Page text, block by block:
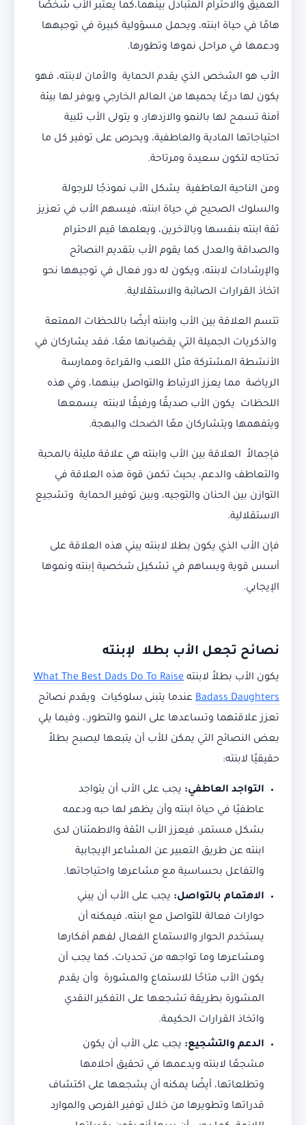
العميق والاحترام المتبادل بينهما،كما يعتبر الأب شخصًا
هامًا في حياة ابنته، ويحمل مسؤولية كبيرة في توجيهها
ودعمها في مراحل نموها وتطورها.
الأب هو الشخص الذي يقدم الحماية والأمان لابنته، فهو
يكون لها درعًا يحميها من العالم الخارجي ويوفر لها بيئة
آمنة تسمح لها بالنمو والازدهار، و يتولى الأب تلبية
احتياجاتها المادية والعاطفية، ويحرص على توفير كل ما
تحتاجه لتكون سعيدة ومرتاحة.
ومن الناحية العاطفية يشكل الأب نموذجًا للرجولة
والسلوك الصحيح في حياة ابنته، فيسهم الأب في تعزيز
ثقة ابنته بنفسها وبالآخرين، ويعلمها قيم الاحترام
والصداقة والعدل كما يقوم الأب بتقديم النصائح
والإرشادات لابنته، ويكون له دور فعال في توجيهها نحو
اتخاذ القرارات الصائبة والاستقلالية.
تتسم العلاقة بين الأب وابنته أيضًا باللحظات الممتعة
والذكريات الجميلة التي يقضيانها معًا، فقد يشاركان في
الأنشطة المشتركة مثل اللعب والقراءة وممارسة
الرياضة مما يعزز الارتباط والتواصل بينهما، وفي هذه
اللحظات يكون الأب صديقًا ورفيقًا لابنته يسمعها
ويتفهمها ويتشاركان معًا الضحك والبهجة.
فإجمالاً العلاقة بين الأب وابنته هي علاقة مليئة بالمحبة
والتعاطف والدعم، بحيث تكمن قوة هذه العلاقة في
التوازن بين الحنان والتوجيه، وبين توفير الحماية وتشجيع
الاستقلالية.
فإن الأب الذي يكون بطلا لابنته يبني هذه العلاقة على
أسس قوية ويساهم في تشكيل شخصية إبنته ونموها
الإيجابي.
نصائح تجعل الأب بطلا لإبنته
يكون الأب بطلاً لابنته What The Best Dads Do To Raise
Badass Daughters عندما يتبنى سلوكيات ويقدم نصائح
تعزز علاقتهما وتساعدها على النمو والتطور.، وفيما يلي
بعض النصائح التي يمكن للأب أن يتبعها ليصبح بطلاً
حقيقيًا لابنته:
التواجد العاطفي: يجب على الأب أن يتواجد
عاطفيًا في حياة ابنته وأن يظهر لها حبه ودعمه
بشكل مستمر، فيعزز الأب الثقة والاطمئنان لدى
ابنته عن طريق التعبير عن المشاعر الإيجابية
والتفاعل بحساسية مع مشاعرها واحتياجاتها.
الاهتمام بالتواصل: يجب على الأب أن يبني
حوارات فعالة للتواصل مع ابنته، فيمكنه أن
يستخدم الحوار والاستماع الفعال لفهم أفكارها
ومشاعرها وما تواجهه من تحديات، كما يجب أن
يكون الأب متاحًا للاستماع والمشورة وأن يقدم
المشورة بطريقة تشجعها على التفكير النقدي
واتخاذ القرارات الحكيمة.
الدعم والتشجيع: يجب على الأب أن يكون
مشجعًا لابنته ويدعمها في تحقيق أحلامها
وتطلعاتها، أيضًا يمكنه أن يشجعها على اكتشاف
قدراتها وتطويرها من خلال توفير الفرص والموارد